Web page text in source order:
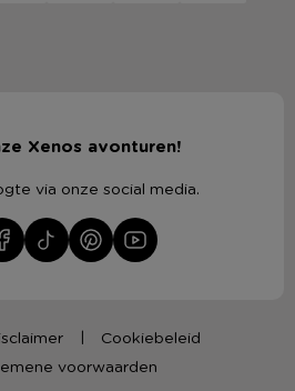
Xenos avonturen!
via onze social media.
Cookiebeleid
voorwaarden